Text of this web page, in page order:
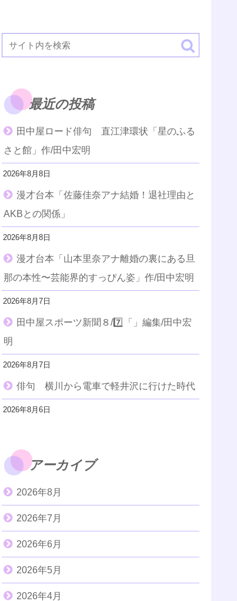
最近の投稿
田中屋ロード俳句 直江津環状「星のふる
さと館」作/田中宏明
2026年8月8日
漫才台本「佐藤佳奈アナ結婚！退社理由と
AKBとの関係」
2026年8月8日
漫才台本「山本里奈アナ離婚の裏にある旦
那の本性〜芸能界的すっぴん姿」作/田中宏明
2026年8月7日
田中屋スポーツ新聞８/7️⃣「」編集/田中宏
明
2026年8月7日
俳句 横川から電車で軽井沢に行けた時代
2026年8月6日
アーカイブ
2026年8月
2026年7月
2026年6月
2026年5月
2026年4月